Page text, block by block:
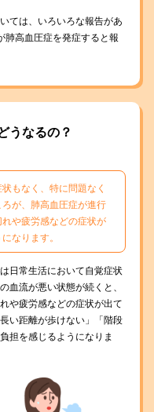
ては、いろいろな報告があ
肺高血圧症を発症すると報
うなるの？
もなく、特に問題なく
が、肺高血圧症が進行
や疲労感などの症状が
なります。
日常生活において自覚症状
血流が悪い状態が続くと、
や疲労感などの症状が出て
い距離が歩けない」「階段
担を感じるようになりま